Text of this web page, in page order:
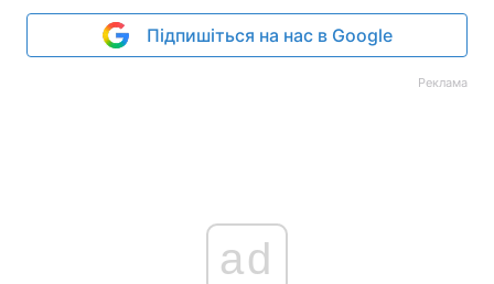
Підпишіться на нас в Google
Реклама
ad